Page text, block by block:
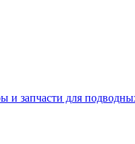
и запчасти для